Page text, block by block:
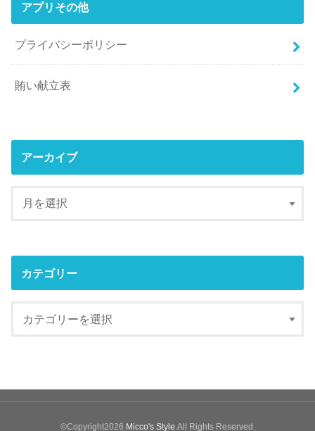
アプリその他
プライバシーポリシー
賄い献立表
アーカイブ
カテゴリー
©Copyright2026 Micco's Style .All Rights Reserved.